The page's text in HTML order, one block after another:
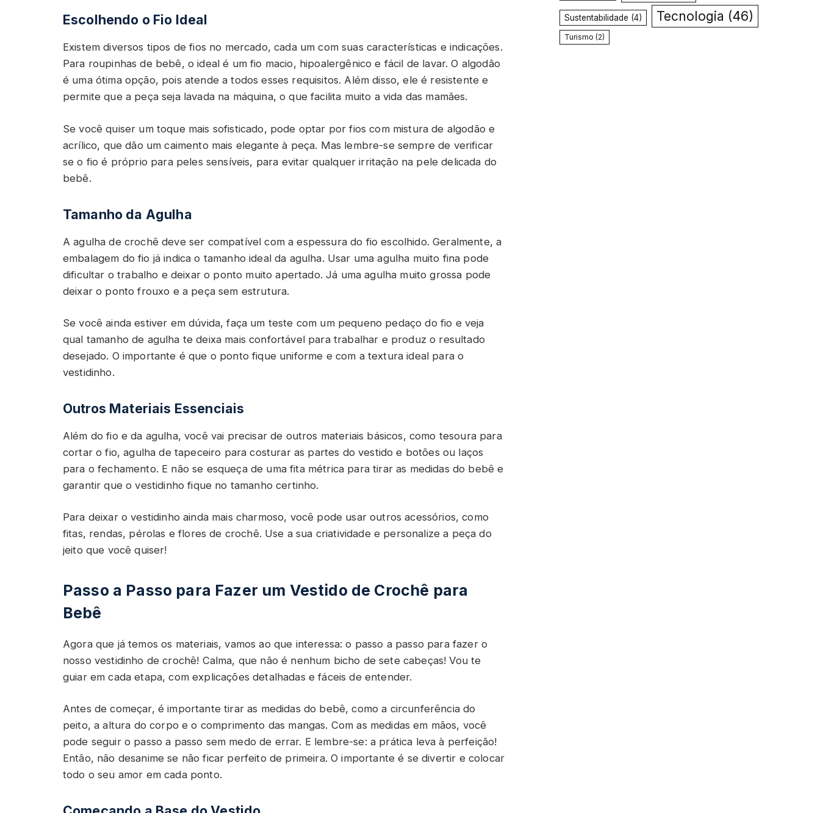
Escolhendo o Fio Ideal
Existem diversos tipos de fios no mercado, cada um com suas características e indicações.
Para roupinhas de bebê, o ideal é um fio macio, hipoalergênico e fácil de lavar. O algodão
é uma ótima opção, pois atende a todos esses requisitos. Além disso, ele é resistente e
permite que a peça seja lavada na máquina, o que facilita muito a vida das mamães.
Se você quiser um toque mais sofisticado, pode optar por fios com mistura de algodão e
acrílico, que dão um caimento mais elegante à peça. Mas lembre-se sempre de verificar
se o fio é próprio para peles sensíveis, para evitar qualquer irritação na pele delicada do
bebê.
Tamanho da Agulha
A agulha de crochê deve ser compatível com a espessura do fio escolhido. Geralmente, a
embalagem do fio já indica o tamanho ideal da agulha. Usar uma agulha muito fina pode
dificultar o trabalho e deixar o ponto muito apertado. Já uma agulha muito grossa pode
deixar o ponto frouxo e a peça sem estrutura.
Se você ainda estiver em dúvida, faça um teste com um pequeno pedaço do fio e veja
qual tamanho de agulha te deixa mais confortável para trabalhar e produz o resultado
desejado. O importante é que o ponto fique uniforme e com a textura ideal para o
vestidinho.
Outros Materiais Essenciais
Além do fio e da agulha, você vai precisar de outros materiais básicos, como tesoura para
cortar o fio, agulha de tapeceiro para costurar as partes do vestido e botões ou laços
para o fechamento. E não se esqueça de uma fita métrica para tirar as medidas do bebê e
garantir que o vestidinho fique no tamanho certinho.
Para deixar o vestidinho ainda mais charmoso, você pode usar outros acessórios, como
fitas, rendas, pérolas e flores de crochê. Use a sua criatividade e personalize a peça do
jeito que você quiser!
Passo a Passo para Fazer um Vestido de Crochê para
Bebê
Agora que já temos os materiais, vamos ao que interessa: o passo a passo para fazer o
nosso vestidinho de crochê! Calma, que não é nenhum bicho de sete cabeças! Vou te
guiar em cada etapa, com explicações detalhadas e fáceis de entender.
Antes de começar, é importante tirar as medidas do bebê, como a circunferência do
peito, a altura do corpo e o comprimento das mangas. Com as medidas em mãos, você
pode seguir o passo a passo sem medo de errar. E lembre-se: a prática leva à perfeição!
Então, não desanime se não ficar perfeito de primeira. O importante é se divertir e colocar
todo o seu amor em cada ponto.
Sustentabilidade (4) Tecnologia (46)
Turismo (2)